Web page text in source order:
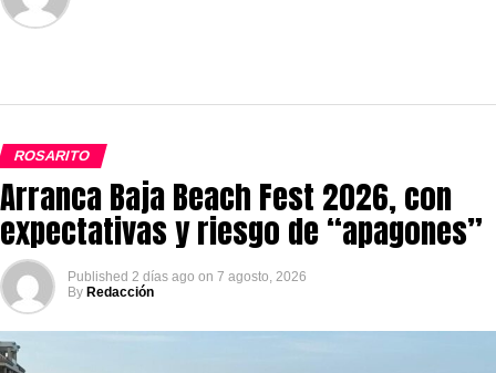
ROSARITO
Arranca Baja Beach Fest 2026, con
expectativas y riesgo de “apagones”
Published 2 días ago on 7 agosto, 2026
By Redacción